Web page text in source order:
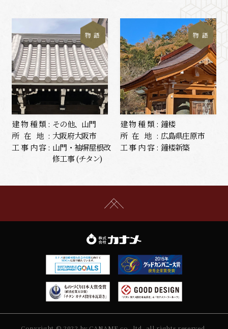
物 語
建物種類: その他、山門
所在地: 大阪府大阪市
工事内容: 山門・袖塀屋根改
修工事 (チタン)
物 語
建物種類: 鐘楼
所在地: 広島県庄原市
工事内容: 鐘楼新築